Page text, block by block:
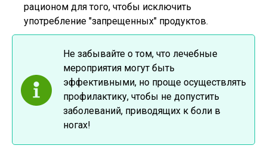
рационом для того, чтобы исключить
употребление "запрещенных" продуктов.
Не забывайте о том, что лечебные
мероприятия могут быть
эффективными, но проще осуществлять
профилактику, чтобы не допустить
заболеваний, приводящих к боли в
ногах!